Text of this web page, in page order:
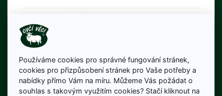
Používáme cookies pro správné fungování stránek,
cookies pro přizpůsobení stránek pro Vaše potřeby a
nabídky přímo Vám na míru. Můžeme Vás požádat o
souhlas s takovým využitím cookies? Stačí kliknout na